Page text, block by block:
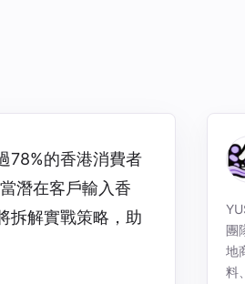
78%的香港消費者
潛在客戶輸入香
拆解實戰策略，助
團
地
料